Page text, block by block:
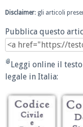
Disclaimer: gli articoli
Pubblica questo
Leggi online il
legale in Italia: